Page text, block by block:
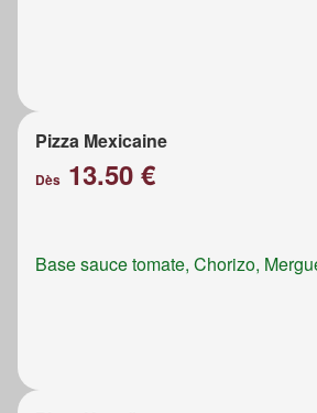
Pizza Mexicaine
Dès 13.50 €
Base sauce tomate, Chorizo,